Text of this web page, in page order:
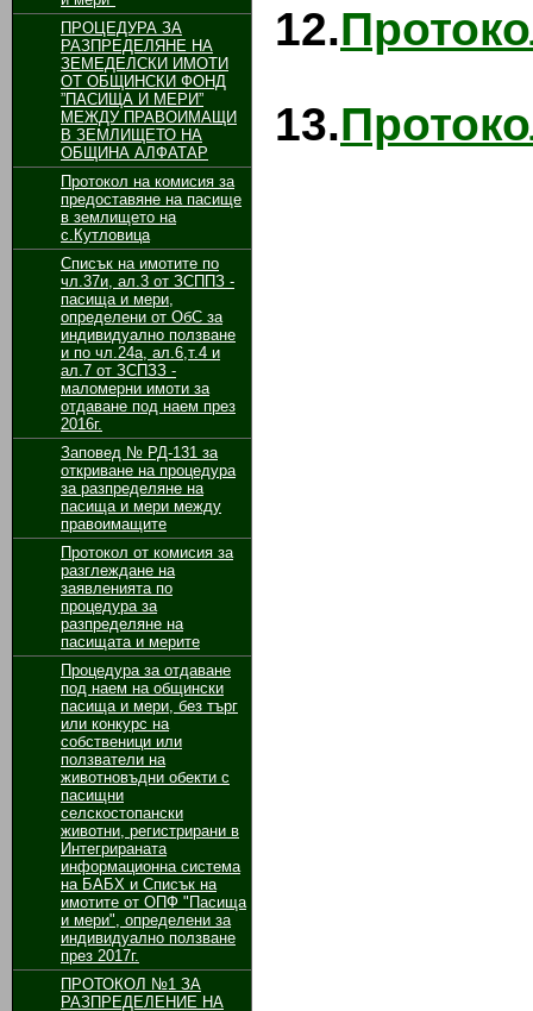
ПРОЦЕДУРА ЗА
РАЗПРЕДЕЛЯНЕ НА
ЗЕМЕДЕЛСКИ ИМОТИ
ОТ ОБЩИНСКИ ФОНД
”ПАСИЩА И МЕРИ”
МЕЖДУ ПРАВОИМАЩИ
В ЗЕМЛИЩЕТО НА
ОБЩИНА АЛФАТАР
Протокол на комисия за
предоставяне на пасище
в землището на
с.Кутловица
Списък на имотите по
чл.37и, ал.3 от ЗСППЗ -
пасища и мери,
определени от ОбС за
индивидуално ползване
и по чл.24а, ал.6,т.4 и
ал.7 от ЗСПЗЗ -
маломерни имоти за
отдаване под наем през
2016г.
Заповед № РД-131 за
откриване на процедура
за разпределяне на
пасища и мери между
правоимащите
Протокол от комисия за
разглеждане на
заявленията по
процедура за
разпределяне на
пасищата и мерите
Процедура за отдаване
под наем на общински
пасища и мери, без търг
или конкурс на
собственици или
ползватели на
животновъдни обекти с
пасищни
селскостопански
животни, регистрирани в
Интегрираната
информационна система
на БАБХ и Списък на
имотите от ОПФ "Пасища
и мери", определени за
индивидуално ползване
през 2017г.
ПРОТОКОЛ №1 ЗА
РАЗПРЕДЕЛЕНИЕ НА
12.
13.